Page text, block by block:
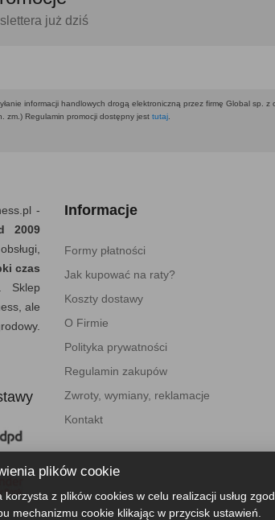
już dziś
informacji handlowych drogą elektroniczną przez firmę Global sp.
zm.) Regulamin promocji dostępny jest tutaj
-
2009
czas
. Sklep
ale
Informacje
Formy płatności
Jak kupować na raty?
Koszty dostawy
O Firmie
Polityka prywatności
Regulamin zakupów
Zwroty, wymiany, reklamacje
Kontakt
plików cookie
korzysta z plików cookies w celu realizacji usług
mechanizmu cookie klikając w przycisk ustawień.